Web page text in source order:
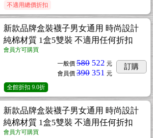
不適用總價折扣
新款品牌盒裝襪子男女通用 時尚設計
純棉材質 1盒5雙裝 不適用任何折扣
會員方可購買
一般價 580 522 元
會員價 390 351 元
訂購
全館折扣 9.0折
新款品牌盒裝襪子男女通用 時尚設計
純棉材質 1盒5雙裝 不適用任何折扣
會員方可購買